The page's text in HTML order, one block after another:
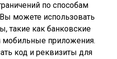
по способам
можете использовать
такие как банковские
приложения.
код и реквизиты для